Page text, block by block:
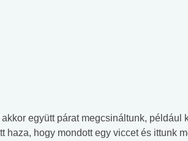
akkor együtt párat megcsináltunk,
haza, hogy mondott egy viccet és ittunk